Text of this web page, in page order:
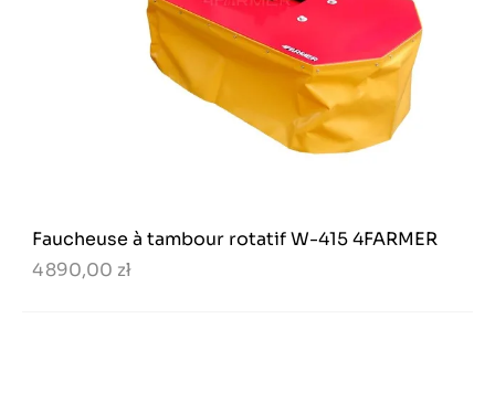
Faucheuse à tambour rotatif W-415 4FARMER
4 890,00 zł